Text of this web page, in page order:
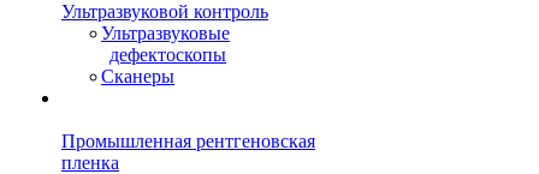
Ультразвуковой контроль
Ультразвуковые
дефектоскопы
Сканеры
Промышленная рентгеновская
пленка